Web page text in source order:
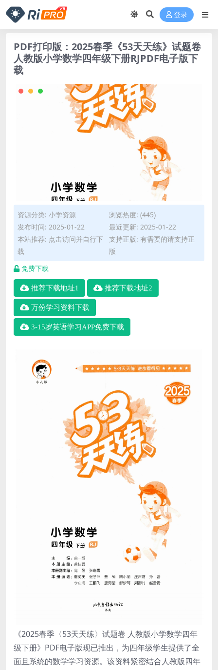
登录
PDF打印版：2025春季《53天天练》试题卷
人教版小学数学四年级下册RJPDF电子版下
载
资源分类: 小学资源
浏览热度: (445)
发布时间: 2025-01-22
最近更新: 2025-01-22
本站推荐: 点击访问并自行下
载
支持正版: 有需要的请支持正
版
免费下载
推荐下载地址1 推荐下载地址2
万份学习资料下载
3-15岁英语学习APP免费下载
《2025春季〈53天天练〉试题卷 人教版小学数学四年
级下册》PDF电子版现已推出，为四年级学生提供了全
面且系统的数学学习资源。该资料紧密结合人教版四年